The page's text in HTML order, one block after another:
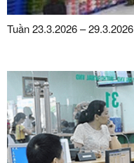
Tuần 23.3.2026 – 29.3.2026